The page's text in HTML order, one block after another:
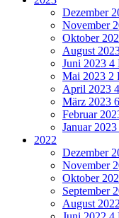
Dezember
November
Oktober
August
Juni 2023 4
Mai 2023 2
April 2023
März 2023
Februar
Januar 2023
2022
Dezember
November
Oktober
September
August 2022